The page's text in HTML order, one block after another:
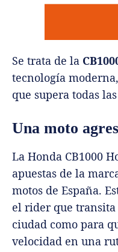
Se trata de la
tecnología
que supera todas
Una moto
La Honda CB1000
apuestas de la
motos de España.
el rider que transita
ciudad como para
velocidad en una